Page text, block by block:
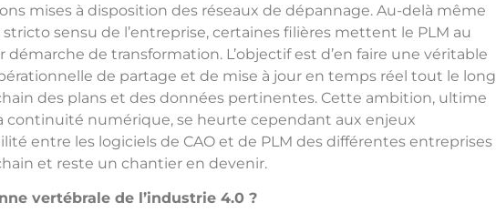
mises à disposition des réseaux de dépannage. Au-delà même
sensu de l’entreprise, certaines filières mettent le PLM au
démarche de transformation. L’objectif est d’en faire une véritable
de partage et de mise à jour en temps réel tout le long
des plans et des données pertinentes. Cette ambition, ultime
continuité numérique, se heurte cependant aux enjeux
entre les logiciels de CAO et de PLM des différentes entreprises
et reste un chantier en devenir.
vertébrale de l’industrie 4.0 ?